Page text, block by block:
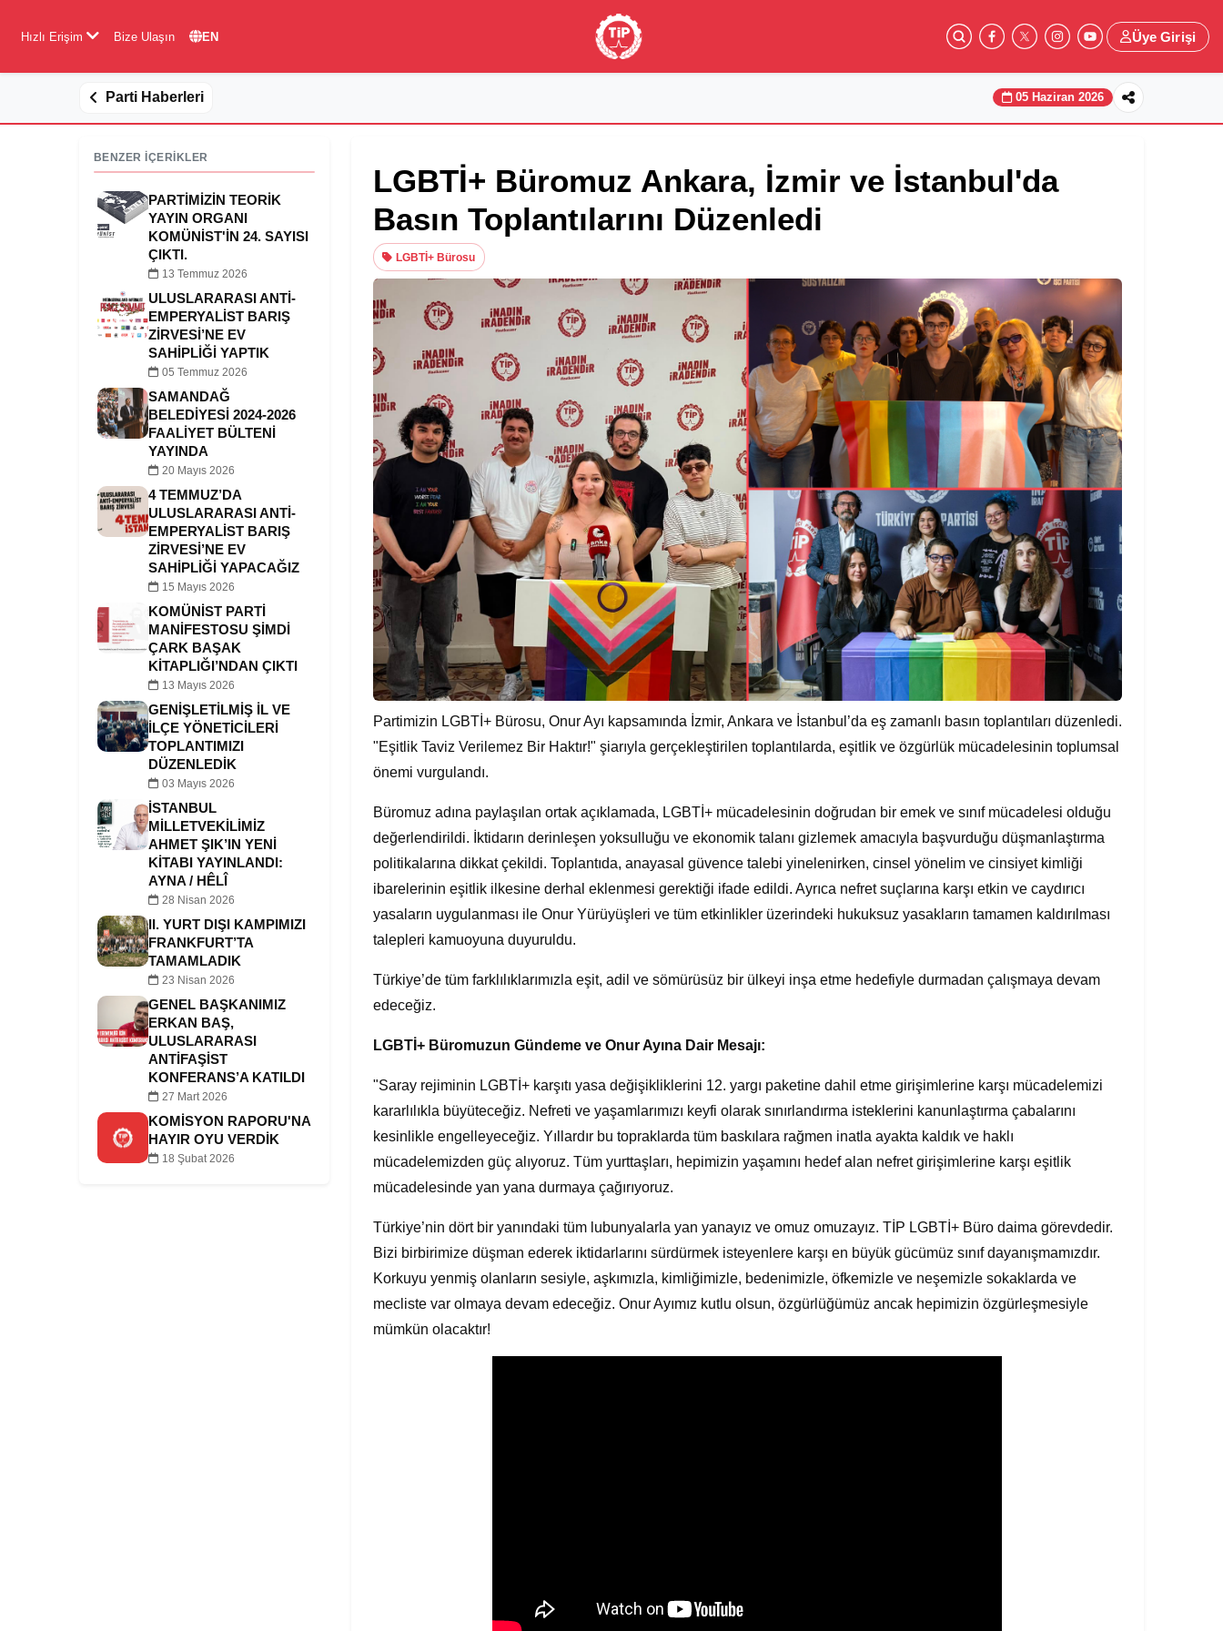
Hızlı Erişim Bize Ulaşın EN Üye Girişi
Parti Haberleri 05 Haziran 2026
BENZER İÇERİKLER
PARTIMIZIN TEORIK
YAYIN ORGANI
KOMÜNIST'IN 24. SAYISI
ÇIKTI.
13 Temmuz 2026
ULUSLARARASI ANTI-
EMPERYALIST BARIŞ
ZIRVESI’NE EV
SAHIPLIĞI YAPTIK
05 Temmuz 2026
SAMANDAĞ
BELEDIYESI 2024-2026
FAALIYET BÜLTENI
YAYINDA
20 Mayıs 2026
4 TEMMUZ’DA
ULUSLARARASI ANTI-
EMPERYALIST BARIŞ
ZIRVESI’NE EV
SAHIPLIĞI YAPACAĞIZ
15 Mayıs 2026
KOMÜNIST PARTI
MANIFESTOSU ŞIMDI
ÇARK BAŞAK
KITAPLIĞI’NDAN ÇIKTI
13 Mayıs 2026
GENIŞLETILMIŞ İL VE
İLÇE YÖNETICILERI
TOPLANTIMIZI
DÜZENLEDIK
03 Mayıs 2026
İSTANBUL
MILLETVEKILIMIZ
AHMET ŞIK’IN YENI
KITABI YAYINLANDI:
AYNA / HÊLÎ
28 Nisan 2026
II. YURT DIŞI KAMPIMIZI
FRANKFURT’TA
TAMAMLADIK
23 Nisan 2026
GENEL BAŞKANIMIZ
ERKAN BAŞ,
ULUSLARARASI
ANTIFAŞIST
KONFERANS’A KATILDI
27 Mart 2026
KOMISYON RAPORU'NA
HAYIR OYU VERDIK
18 Şubat 2026
LGBTİ+ Büromuz Ankara, İzmir ve İstanbul'da
Basın Toplantılarını Düzenledi
LGBTİ+ Bürosu
Partimizin LGBTİ+ Bürosu, Onur Ayı kapsamında İzmir, Ankara ve İstanbul’da eş zamanlı basın toplantıları düzenledi.
"Eşitlik Taviz Verilemez Bir Haktır!" şiarıyla gerçekleştirilen toplantılarda, eşitlik ve özgürlük mücadelesinin toplumsal
önemi vurgulandı.
Büromuz adına paylaşılan ortak açıklamada, LGBTİ+ mücadelesinin doğrudan bir emek ve sınıf mücadelesi olduğu
değerlendirildi. İktidarın derinleşen yoksulluğu ve ekonomik talanı gizlemek amacıyla başvurduğu düşmanlaştırma
politikalarına dikkat çekildi. Toplantıda, anayasal güvence talebi yinelenirken, cinsel yönelim ve cinsiyet kimliği
ibarelerinin eşitlik ilkesine derhal eklenmesi gerektiği ifade edildi. Ayrıca nefret suçlarına karşı etkin ve caydırıcı
yasaların uygulanması ile Onur Yürüyüşleri ve tüm etkinlikler üzerindeki hukuksuz yasakların tamamen kaldırılması
talepleri kamuoyuna duyuruldu.
Türkiye’de tüm farklılıklarımızla eşit, adil ve sömürüsüz bir ülkeyi inşa etme hedefiyle durmadan çalışmaya devam
edeceğiz.
LGBTİ+ Büromuzun Gündeme ve Onur Ayına Dair Mesajı:
"Saray rejiminin LGBTİ+ karşıtı yasa değişikliklerini 12. yargı paketine dahil etme girişimlerine karşı mücadelemizi
kararlılıkla büyüteceğiz. Nefreti ve yaşamlarımızı keyfi olarak sınırlandırma isteklerini kanunlaştırma çabalarını
kesinlikle engelleyeceğiz. Yıllardır bu topraklarda tüm baskılara rağmen inatla ayakta kaldık ve haklı
mücadelemizden güç alıyoruz. Tüm yurttaşları, hepimizin yaşamını hedef alan nefret girişimlerine karşı eşitlik
mücadelesinde yan yana durmaya çağırıyoruz.
Türkiye’nin dört bir yanındaki tüm lubunyalarla yan yanayız ve omuz omuzayız. TİP LGBTİ+ Büro daima görevdedir.
Bizi birbirimize düşman ederek iktidarlarını sürdürmek isteyenlere karşı en büyük gücümüz sınıf dayanışmamızdır.
Korkuyu yenmiş olanların sesiyle, aşkımızla, kimliğimizle, bedenimizle, öfkemizle ve neşemizle sokaklarda ve
mecliste var olmaya devam edeceğiz. Onur Ayımız kutlu olsun, özgürlüğümüz ancak hepimizin özgürleşmesiyle
mümkün olacaktır!